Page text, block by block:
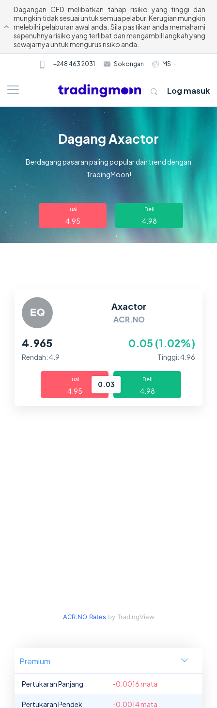
Dagangan CFD melibatkan tahap risiko yang tinggi dan
mungkin tidak sesuai untuk semua pelabur. Kerugian mungkin
melebihi pelaburan awal anda. Sila pastikan anda memahami
sepenuhnya risiko yang terlibat dan mengambil langkah yang
sewajarnya untuk mengurus risiko anda.
+248 463 2031 Sokongan MS
Tentang kami
Dagangan
Bantuan
Log masuk
Dagang Axactor
Berdagang pasaran paling popular dan trend dengan
TradingMoon!
Jual
4.95
Beli
4.98
Axactor
ACR.NO
4.965 0.05 (1.02%)
Rendah: 4.9 Tinggi: 4.96
Jual
4.95
0.03
Beli
4.98
ACR.NO Rates by TradingView
Premium
Pertukaran Panjang -0.0016 mata
Pertukaran Pendek -0.0014 mata